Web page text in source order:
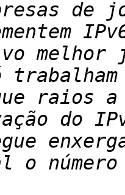
melhor
raios
o